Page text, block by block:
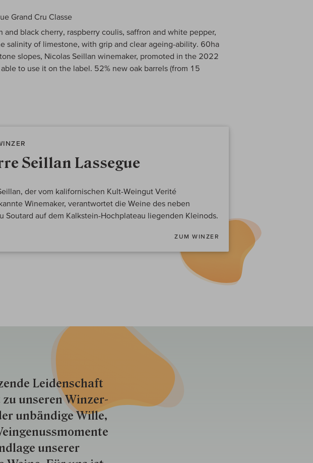
Grand Cru Classe
and black cherry, raspberry coulis, saffron and white pepper,
salinity of limestone, with grip and clear ageing-ability. 60ha
slopes, Nicolas Seillan winemaker, promoted in the 2022
to use it on the label. 52% new oak barrels (from 15
Seillan Lassegue
der vom kalifornischen Kult-Weingut Verité
Winemaker, verantwortet die Weine des neben
Soutard auf dem Kalkstein-Hochplateau liegenden Kleinods.
ZUM WINZER
Lei­den­schaft
unseren Win­zer­
un­bän­dige Wille,
unserer